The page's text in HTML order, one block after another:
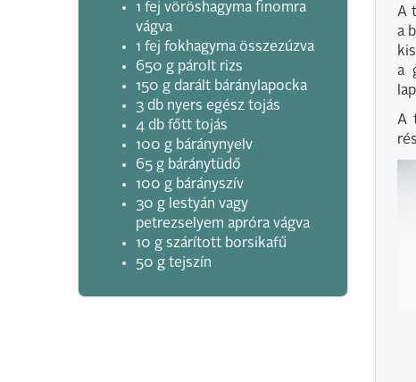
1 fej vöröshagyma finomra
vágva
1 fej fokhagyma összezúzva
650 g párolt rizs
150 g darált báránylapocka
3 db nyers egész tojás
4 db főtt tojás
100 g báránynyelv
65 g báránytüdő
100 g bárányszív
30 g lestyán vagy
petrezselyem apróra vágva
10 g szárított borsikafű
50 g tejszín
A
a
a
A